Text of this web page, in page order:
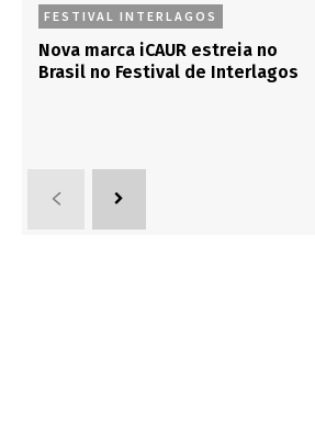
FESTIVAL INTERLAGOS
Nova marca iCAUR estreia no
Brasil no Festival de Interlagos